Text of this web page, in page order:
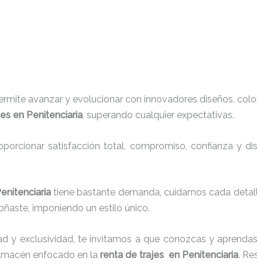
avanzar y evolucionar con innovadores diseños,
en Penitenciaria, superando cualquier expectativas.
satisfacción total, compromiso, confianza y
tiene bastante demanda, cuidamos cada
imponiendo un estilo único.
y exclusividad, te invitamos a que conozcas y
enfocado en la renta de trajes en Penitenciaria.